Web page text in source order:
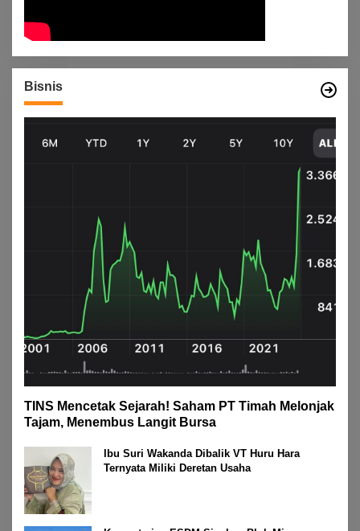
Bisnis
TINS Mencetak Sejarah! Saham PT Timah Melonjak
Tajam, Menembus Langit Bursa
Ibu Suri Wakanda Dibalik VT Huru Hara
Ternyata Miliki Deretan Usaha